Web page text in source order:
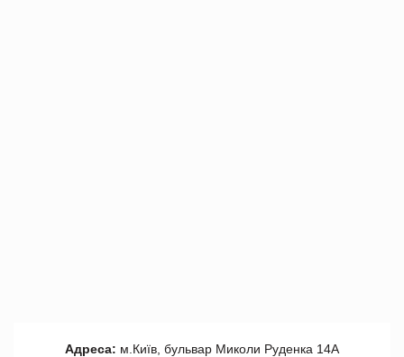
Адреса: м.Київ, бульвар Миколи Руденка 14А